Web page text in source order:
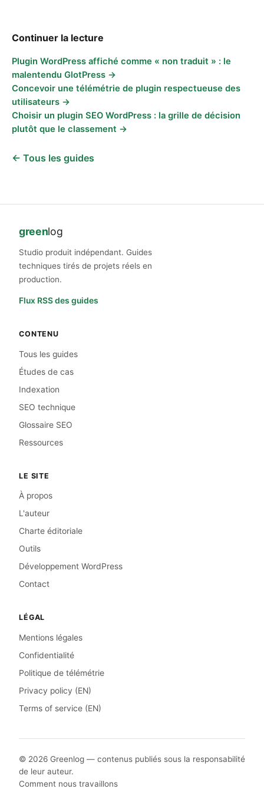
Continuer la lecture
Plugin WordPress affiché comme « non traduit » : le
malentendu GlotPress →
Concevoir une télémétrie de plugin respectueuse des
utilisateurs →
Choisir un plugin SEO WordPress : la grille de décision
plutôt que le classement →
← Tous les guides
greenlog
Studio produit indépendant. Guides
techniques tirés de projets réels en
production.
Flux RSS des guides
CONTENU
Tous les guides
Études de cas
Indexation
SEO technique
Glossaire SEO
Ressources
LE SITE
À propos
L'auteur
Charte éditoriale
Outils
Développement WordPress
Contact
LÉGAL
Mentions légales
Confidentialité
Politique de télémétrie
Privacy policy (EN)
Terms of service (EN)
© 2026 Greenlog — contenus publiés sous la responsabilité
de leur auteur.
Comment nous travaillons